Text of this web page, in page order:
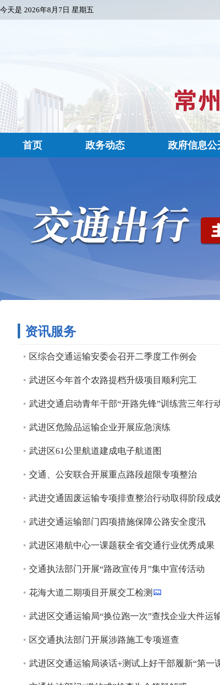
今天是 2026年8月7日 星期五
首页 政务动态 政府信息公
资讯服务
区综合交通运输安委会召开二季度工作例会
武进区今年首个农路提档升级项目顺利完工
武进交通启动青年干部“开路先锋”训练营三年行
武进区危险品运输企业开展应急演练
武进区61公里航道建成电子航道图
交通、公安联合开展重点路段超限专项整治
武进交通固废运输专项排查整治行动取得阶段成
武进交通运输部门四项措施保障公路安全度汛
武进区港航中心一课题获全省交通行业优秀成果
交通执法部门开展“路政宣传月”集中宣传活动
花海大道二期项目开展交工检测
武进区交通运输局“换位跑一次”查找企业大件运
区交通执法部门开展涉路施工专项巡查
武进区交通运输局谈话+测试上好干部履新“第一